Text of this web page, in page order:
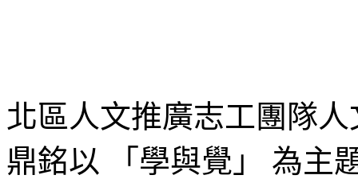
北區人文推廣志工團隊
鼎銘以 「學與覺」 為主